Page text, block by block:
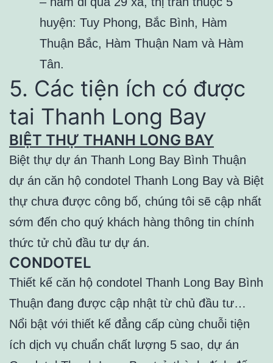
huyện: Tuy Phong, Bắc Bình, Hàm
Thuận Bắc, Hàm Thuận Nam và Hàm
Tân.
5. Các tiện ích có được
tai Thanh Long Bay
BIỆT THỰ THANH LONG BAY
Biệt thự dự án Thanh Long Bay Bình Thuận
dự án căn hộ condotel Thanh Long Bay và Biệt
thự chưa được công bố, chúng tôi sẽ cập nhất
sớm đến cho quý khách hàng thông tin chính
thức tử chủ đầu tư dự án.
CONDOTEL
Thiết kế căn hộ condotel Thanh Long Bay Bình
Thuận đang được cập nhật từ chủ đầu tư…
Nổi bật với thiết kế đẳng cấp cùng chuỗi tiện
ích dịch vụ chuẩn chất lượng 5 sao, dự án